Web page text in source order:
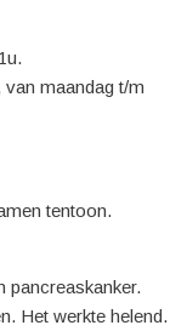
maandag t/m
tentoon.
pancreaskanker.
Het werkte helend.